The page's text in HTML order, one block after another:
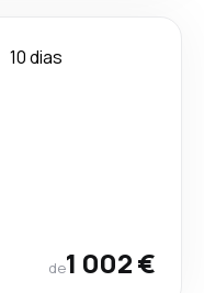
10 dias
de1 002 €